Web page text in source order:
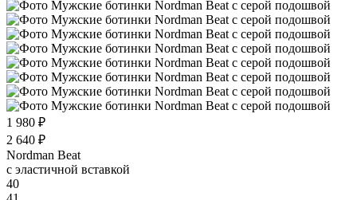
1 980 ₽
2 640 ₽
Nordman Beat
с эластичной вставкой
40